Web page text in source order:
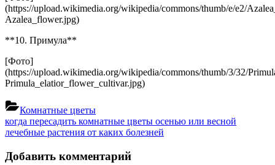
(https://upload.wikimedia.org/wikipedia/commons/thumb/e/e2/
Azalea_flower.jpg)
**10. Примула**
[Фото]
(https://upload.wikimedia.org/wikipedia/commons/thumb/3/32/
Primula_elatior_flower_cultivar.jpg)
Комнатные цветы
Навигация
по
записям
Previous
Post:
когда пересадить комнатные цветы осенью или весной
Next
лечебные растения от каких болезней
Добавить комментарий